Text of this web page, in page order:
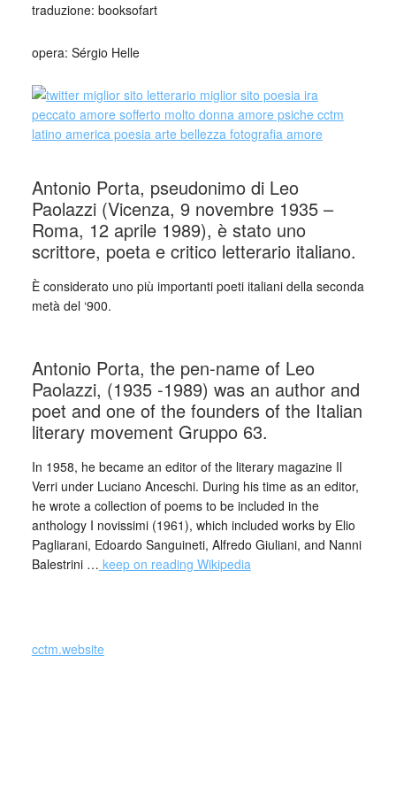
traduzione: booksofart
opera: Sérgio Helle
Antonio Porta, pseudonimo di Leo
Paolazzi (Vicenza, 9 novembre 1935 –
Roma, 12 aprile 1989), è stato uno
scrittore, poeta e critico letterario italiano.
È considerato uno più importanti poeti italiani della seconda
metà del ‘900.
Antonio Porta, the pen-name of Leo
Paolazzi, (1935 -1989) was an author and
poet and one of the founders of the Italian
literary movement Gruppo 63.
In 1958, he became an editor of the literary magazine Il
Verri under Luciano Anceschi. During his time as an editor,
he wrote a collection of poems to be included in the
anthology I novissimi (1961), which included works by Elio
Pagliarani, Edoardo Sanguineti, Alfredo Giuliani, and Nanni
Balestrini … keep on reading Wikipedia
cctm.website